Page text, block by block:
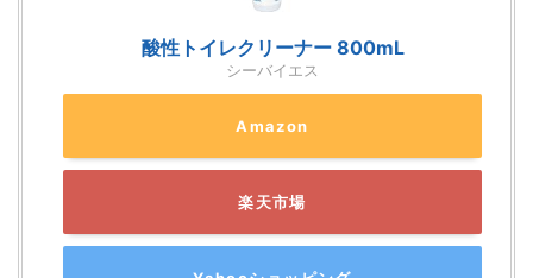
酸性トイレクリーナー 800mL
シーバイエス
Amazon
楽天市場